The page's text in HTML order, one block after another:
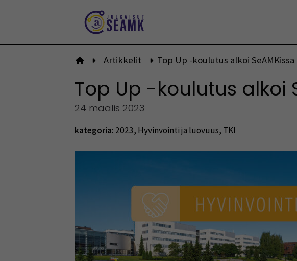
Etusivulle
Artikkelit Top Up -koulutus alkoi SeAMKissa
Top Up -koulutus alkoi
24 maalis 2023
kategoria: 2023, Hyvinvointi ja luovuus, TKI